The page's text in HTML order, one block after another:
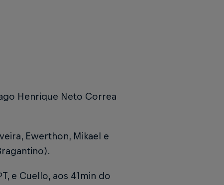
Henrique Neto Correa
Ewerthon, Mikael e
e Cuello, aos 41min do